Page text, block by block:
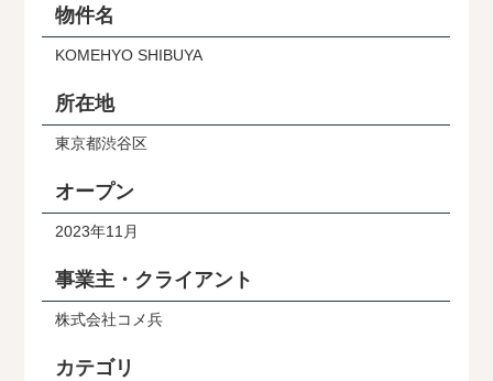
物件名
KOMEHYO SHIBUYA
所在地
東京都渋谷区
オープン
2023年11月
事業主・クライアント
株式会社コメ兵
カテゴリ